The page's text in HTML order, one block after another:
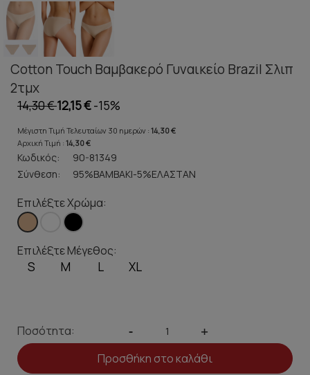
Cotton Touch Βαμβακερό Γυναικείο Brazil Σλιπ
2τμχ
14,30 €12,15 €-15%
Μέγιστη Τιμή Τελευταίων 30 ημερών : 14,30 €
Αρχική Τιμή : 14,30 €
Κωδικός:
90-81349
Σύνθεση:
95%ΒΑΜΒΑΚΙ-5%ΕΛΑΣΤΑΝ
Επιλέξτε Χρώμα:
Επιλέξτε Μέγεθος:
S M L XL
Ποσότητα: - +
Προσθήκη στο καλάθι